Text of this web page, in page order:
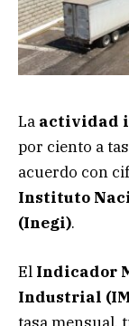
La actividad
por ciento a
acuerdo con
Instituto
(Inegi).
El Indicador
Industrial